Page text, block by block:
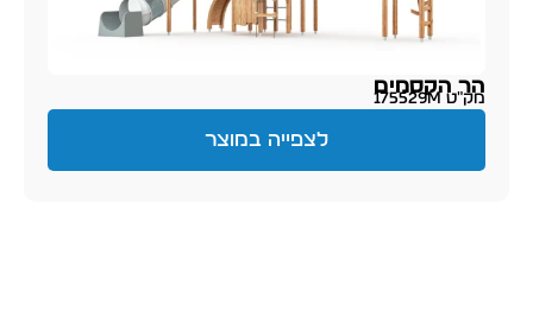
הר הקסמים
מק״ט 175529M
לצפייה במוצר